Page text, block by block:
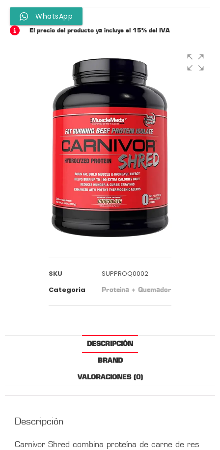
WhatsApp
El precio del producto ya incluye el 15% del IVA
SKU
SUPPROQ0002
Categoria
Proteina + Quemador
DESCRIPCIÓN
BRAND
VALORACIONES (0)
Descripción
Carnivor Shred combina proteína de carne de res